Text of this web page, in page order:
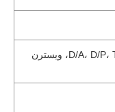
خطاب الاعتماد، D/A، D/P، T/T، ويسترن